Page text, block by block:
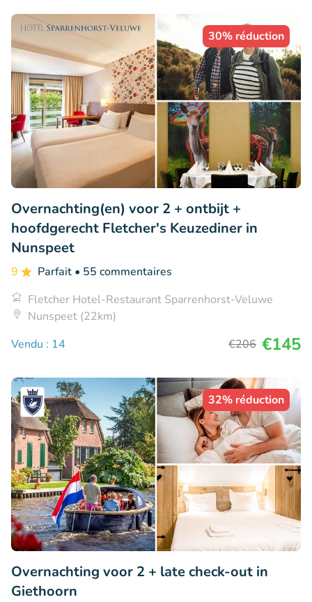
30% réduction
Overnachting(en) voor 2 + ontbijt +
hoofdgerecht Fletcher's Keuzediner in
Nunspeet
9 Parfait • 55 commentaires
Fletcher Hotel-Restaurant Sparrenhorst-Veluwe
Nunspeet (22km)
Vendu : 14
€206 €145
32% réduction
Overnachting voor 2 + late check-out in
Giethoorn